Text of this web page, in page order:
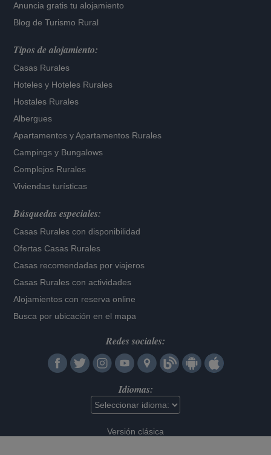
Anuncia gratis tu alojamiento
Blog de Turismo Rural
Tipos de alojamiento:
Casas Rurales
Hoteles y Hoteles Rurales
Hostales Rurales
Albergues
Apartamentos yApartamentos Rurales
Campings y Bungalows
Complejos Rurales
Viviendas turísticas
Búsquedas especiales:
Casas Rurales con disponibilidad
Ofertas Casas Rurales
Casas recomendadas por viajeros
Casas Rurales con actividades
Alojamientos con reserva online
Busca por ubicación en el mapa
Redes sociales:
Idiomas:
Versión clásica